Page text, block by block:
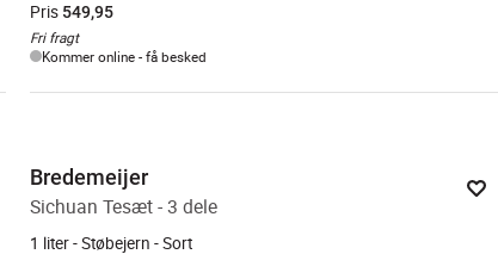
Pris 549,95
Fri fragt
Kommer online - få besked
Bredemeijer
Sichuan Tesæt - 3 dele
1 liter - Støbejern - Sort